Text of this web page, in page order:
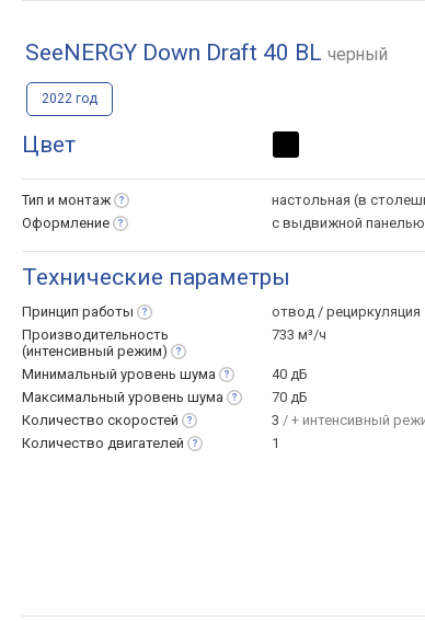
SeeNERGY Down Draft 40 BL черный
2022 год
Цвет
Тип и монтаж
настольная (в
Оформление
с выдвижной панелью
Технические параметры
Принцип работы
отвод / рециркуляция
Производительность
(интенсивный режим)
733 м³/ч
Минимальный уровень шума
40 дБ
Максимальный уровень шума
70 дБ
Количество скоростей 3 / + интенсивный
Количество двигателей 1